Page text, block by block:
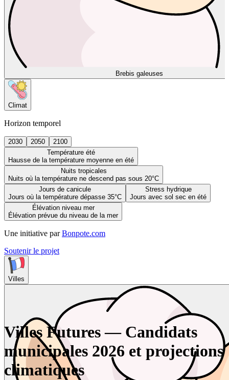
Brebis galeuses
Climat
Horizon temporel
2030 2050
2100
Température été
Hausse de la température moyenne en été
Nuits tropicales
Nuits où la température ne descend pas sous 20°C
Jours de canicule
Jours où la température dépasse 35°C
Stress hydrique
Jours avec sol sec en été
Élévation niveau mer
Élévation prévue du niveau de la mer
Une initiative par Bonpote.com
Soutenir le projet
Villes
Villes Futures — Candidats
municipales 2026 et projections
climatiques